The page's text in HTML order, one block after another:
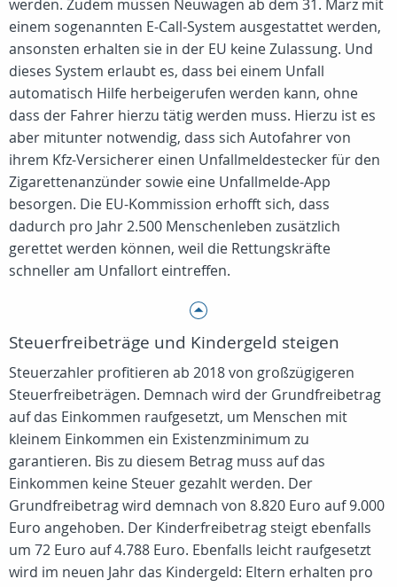
werden. Zudem müssen Neuwagen ab dem 31. März mit
einem sogenannten E-Call-System ausgestattet werden,
ansonsten erhalten sie in der EU keine Zulassung. Und
dieses System erlaubt es, dass bei einem Unfall
automatisch Hilfe herbeigerufen werden kann, ohne
dass der Fahrer hierzu tätig werden muss. Hierzu ist es
aber mitunter notwendig, dass sich Autofahrer von
ihrem Kfz-Versicherer einen Unfallmeldestecker für den
Zigarettenanzünder sowie eine Unfallmelde-App
besorgen. Die EU-Kommission erhofft sich, dass
dadurch pro Jahr 2.500 Menschenleben zusätzlich
gerettet werden können, weil die Rettungskräfte
schneller am Unfallort eintreffen.
Steuerfreibeträge und Kindergeld steigen
Steuerzahler profitieren ab 2018 von großzügigeren
Steuerfreibeträgen. Demnach wird der Grundfreibetrag
auf das Einkommen raufgesetzt, um Menschen mit
kleinem Einkommen ein Existenzminimum zu
garantieren. Bis zu diesem Betrag muss auf das
Einkommen keine Steuer gezahlt werden. Der
Grundfreibetrag wird demnach von 8.820 Euro auf 9.000
Euro angehoben. Der Kinderfreibetrag steigt ebenfalls
um 72 Euro auf 4.788 Euro. Ebenfalls leicht raufgesetzt
wird im neuen Jahr das Kindergeld: Eltern erhalten pro